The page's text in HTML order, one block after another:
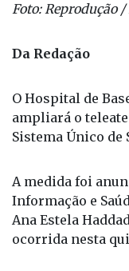
Foto: Reprodução /
Da Redação
O Hospital de
ampliará o
Sistema Único de
A medida foi
Informação e
Ana Estela
ocorrida nesta